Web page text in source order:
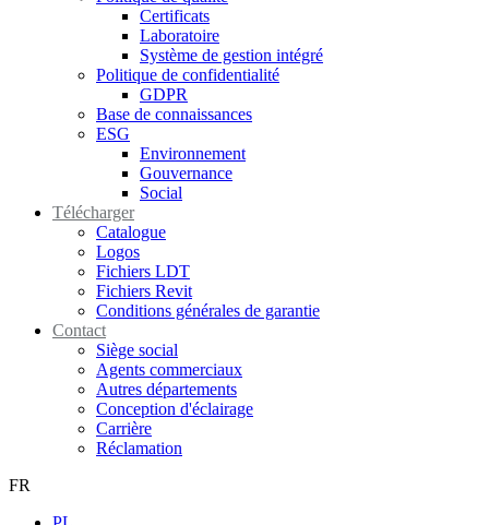
Certificats
Laboratoire
Système de gestion intégré
Politique de confidentialité
GDPR
Base de connaissances
ESG
Environnement
Gouvernance
Social
Télécharger
Catalogue
Logos
Fichiers LDT
Fichiers Revit
Conditions générales de garantie
Contact
Siège social
Agents commerciaux
Autres départements
Conception d'éclairage
Carrière
Réclamation
FR